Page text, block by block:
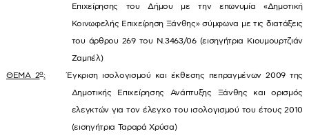
Επιχείρησης του Δήμου με την επωνυμία «Δημοτική
Κοινωφελής Επιχείρηση Ξάνθης» σύμφωνα με τις διατάξεις
του άρθρου 269 του Ν.3463/06 (εισηγήτρια Κιουμουρτζιάν
Ζαμπέλ)
ΘΕΜΑ 2ο: Έγκριση ισολογισμού και έκθεσης πεπραγμένων 2009 της
Δημοτικής Επιχείρησης Ανάπτυξης Ξάνθης και ορισμός
ελεγκτών για τον έλεγχο του ισολογισμού του έτους 2010
(εισηγήτρια Ταραρά Χρύσα)